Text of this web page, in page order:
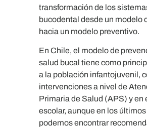
transformación de los
bucodental desde un modelo
hacia un modelo preventivo.
En Chile, el modelo de
salud bucal tiene como
a la población infantojuvenil,
intervenciones a nivel de
Primaria de Salud (APS) y en
escolar, aunque en los
podemos encontrar